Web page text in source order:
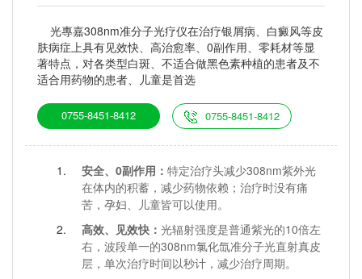
光專嘉308nm准分子光疗仪在治疗银屑病、白癜风等皮
肤病症上具有见效快、高治愈率、0副作用、零耗材等显
著特点，对各类型白斑、不适合做黑色素种植的患者及不
适合用药物的患者、儿童是首选
0755-8451-8412 0755-8451-8412
安全、0副作用： 特定治疗头减少308nm紫外光
在体内的积蓄，减少药物依赖；治疗时没有痛
苦，孕妇、儿童皆可以使用。
高效、见效快： 光辐射强度是普通紫光的10倍左
右，波段单一的308nm氯化氙准分子光直射真皮
层，单次治疗时间以秒计，减少治疗周期。